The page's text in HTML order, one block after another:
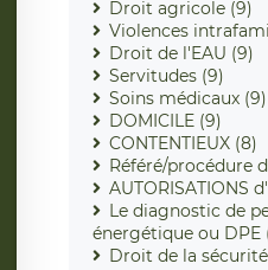
Droit agricole (9)
Violences
Droit de l'EAU (9)
Servitudes (9)
Soins médicaux (9)
DOMICILE (9)
CONTENTIEUX (8)
Référé/procédure
AUTORISATIONS
Le diagnostic de
énergétique ou DPE
Droit de la